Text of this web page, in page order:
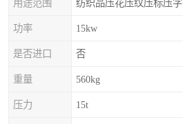
用途范围 纺织品压花压纹压标压字
功率 15kw
是否进口 否
重量 560kg
压力 15t